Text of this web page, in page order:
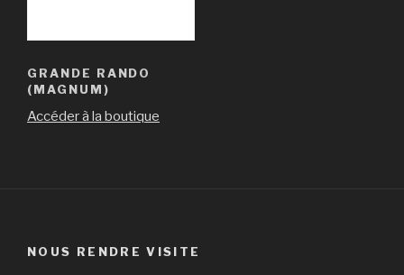
GRANDE RANDO
(MAGNUM)
Accéder à la boutique
NOUS RENDRE VISITE